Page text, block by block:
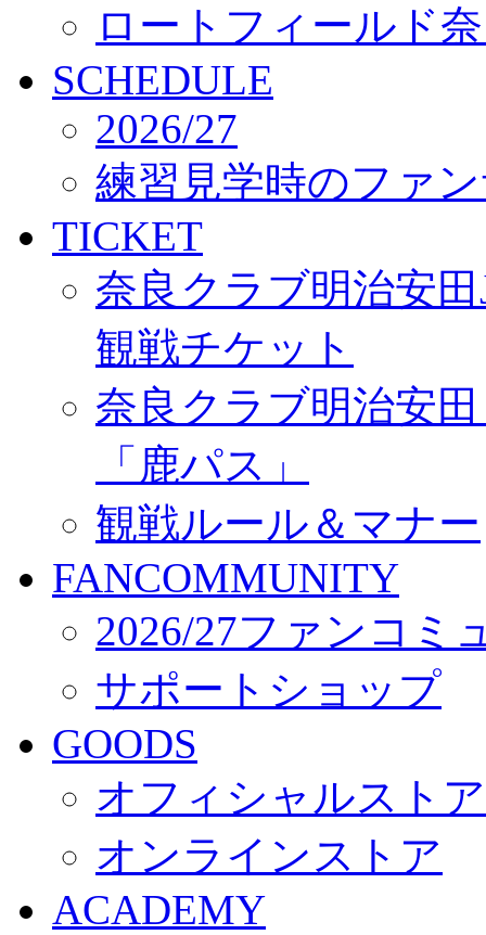
ロートフィールド
SCHEDULE
2026/27
練習見学時のファ
TICKET
奈良クラブ明治安
観戦チケット
奈良クラブ明治安
「鹿パス」
観戦ルール＆マナー
FANCOMMUNITY
2026/27ファンコミ
サポートショップ
GOODS
オフィシャルスト
オンラインストア
ACADEMY